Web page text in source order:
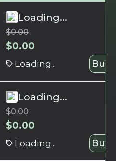
Loading...
$0.00
$0.00
Loading... Buy
Loading...
$0.00
$0.00
Loading... Buy